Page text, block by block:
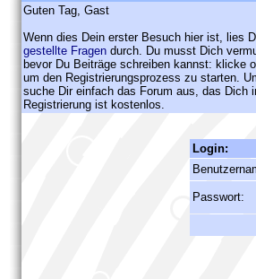
Guten Tag, Gast
Wenn dies Dein erster Besuch hier ist, lies
gestellte Fragen durch. Du musst Dich
bevor Du Beiträge schreiben kannst: klicke
um den Registrierungsprozess zu starten.
suche Dir einfach das Forum aus, das Dich
Registrierung ist kostenlos.
Login:
Passwort: